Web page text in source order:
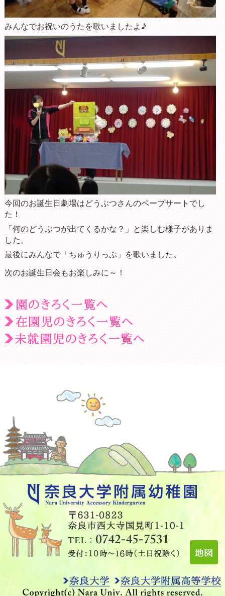
みんなでお祝いのうたを歌いましたよ♪
今回のお誕生日劇場はどうぶつさんのペープサートでし
た！
「何のどうぶつが出てくるかな？」と楽しむ様子がありま
した。
最後にみんなで「ちゅうりっぷ」を歌いました。
次のお誕生日会もお楽しみに～！